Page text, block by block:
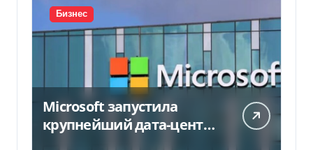
Бизнес
Microsoft запустила
крупнейший дата-центр